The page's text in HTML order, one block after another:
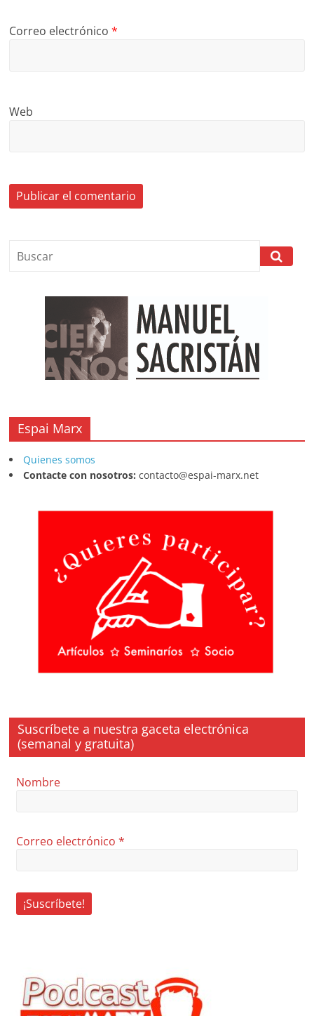
Correo electrónico*
Web
Espai Marx
Quienes somos
Contacte con nosotros: contacto@espai-marx.net
Suscríbete a nuestra gaceta electrónica
(semanal y gratuita)
Nombre
Correo electrónico*